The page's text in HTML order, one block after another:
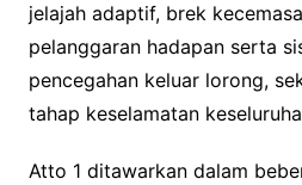
jelajah adaptif, brek
pelanggaran hadapan serta
pencegahan keluar lorong,
tahap keselamatan
Atto 1 ditawarkan dalam